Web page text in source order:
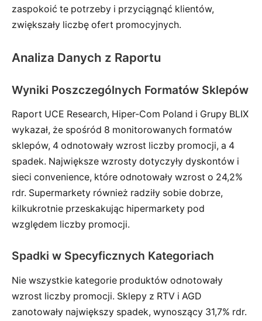
zaspokoić te potrzeby i przyciągnąć klientów,
zwiększały liczbę ofert promocyjnych.
Analiza Danych z Raportu
Wyniki Poszczególnych Formatów Sklepów
Raport UCE Research, Hiper-Com Poland i Grupy BLIX
wykazał, że spośród 8 monitorowanych formatów
sklepów, 4 odnotowały wzrost liczby promocji, a 4
spadek. Największe wzrosty dotyczyły dyskontów i
sieci convenience, które odnotowały wzrost o 24,2%
rdr. Supermarkety również radziły sobie dobrze,
kilkukrotnie przeskakując hipermarkety pod
względem liczby promocji.
Spadki w Specyficznych Kategoriach
Nie wszystkie kategorie produktów odnotowały
wzrost liczby promocji. Sklepy z RTV i AGD
zanotowały największy spadek, wynoszący 31,7% rdr.